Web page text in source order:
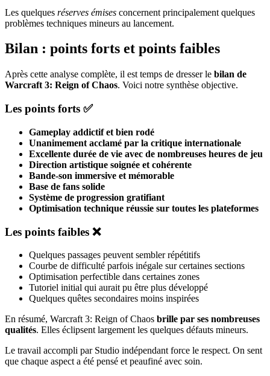
Les quelques réserves émises concernent principalement quelques
problèmes techniques mineurs au lancement.
Bilan : points forts et points faibles
Après cette analyse complète, il est temps de dresser le bilan de
Warcraft 3: Reign of Chaos. Voici notre synthèse objective.
Les points forts ✅
Gameplay addictif et bien rodé
Unanimement acclamé par la critique internationale
Excellente durée de vie avec de nombreuses heures de jeu
Direction artistique soignée et cohérente
Bande-son immersive et mémorable
Base de fans solide
Système de progression gratifiant
Optimisation technique réussie sur toutes les plateformes
Les points faibles ❌
Quelques passages peuvent sembler répétitifs
Courbe de difficulté parfois inégale sur certaines sections
Optimisation perfectible dans certaines zones
Tutoriel initial qui aurait pu être plus développé
Quelques quêtes secondaires moins inspirées
En résumé, Warcraft 3: Reign of Chaos brille par ses nombreuses
qualités. Elles éclipsent largement les quelques défauts mineurs.
Le travail accompli par Studio indépendant force le respect. On sent
que chaque aspect a été pensé et peaufiné avec soin.